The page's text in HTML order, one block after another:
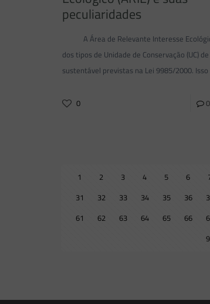
peculiaridades
A Área de Relevante Interesse
dos tipos de Unidade de Conservação (UC)
sustentável previstas na Lei 9985/2000.
0 0
1 2 3 4 5 6
31
32 33 34 35 36
61
62 63 64 65 66